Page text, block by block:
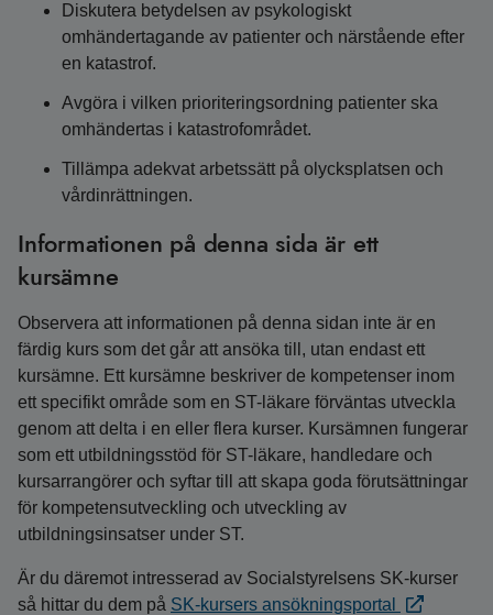
Diskutera betydelsen av psykologiskt
omhändertagande av patienter och närstående efter
en katastrof.
Avgöra i vilken prioriteringsordning patienter ska
omhändertas i katastrofområdet.
Tillämpa adekvat arbetssätt på olycksplatsen och
vårdinrättningen.
Informationen på denna sida är ett
kursämne
Observera att informationen på denna sidan inte är en
färdig kurs som det går att ansöka till, utan endast ett
kursämne. Ett kursämne beskriver de kompetenser inom
ett specifikt område som en ST-läkare förväntas utveckla
genom att delta i en eller flera kurser. Kursämnen fungerar
som ett utbildningsstöd för ST-läkare, handledare och
kursarrangörer och syftar till att skapa goda förutsättningar
för kompetensutveckling och utveckling av
utbildningsinsatser under ST.
Är du däremot intresserad av Socialstyrelsens SK-kurser
så hittar du dem på SK-kursers ansökningsportal